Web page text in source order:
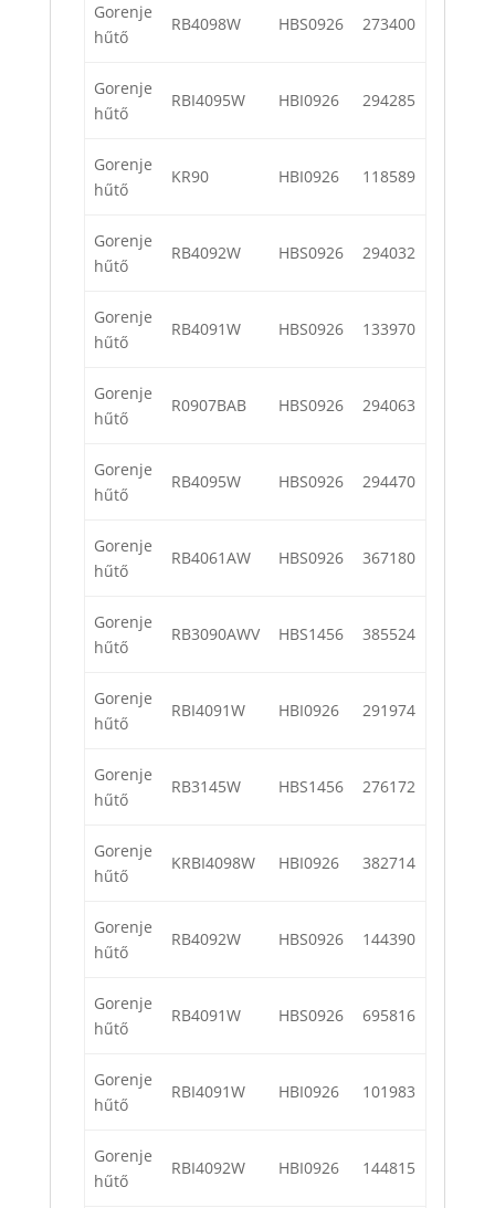
Gorenje
hűtő
RB4098W HBS0926 273400
Gorenje
hűtő
RBI4095W HBI0926 294285
Gorenje
hűtő
KR90 HBI0926 118589
Gorenje
hűtő
RB4092W HBS0926 294032
Gorenje
hűtő
RB4091W HBS0926 133970
Gorenje
hűtő
R0907BAB HBS0926 294063
Gorenje
hűtő
RB4095W HBS0926 294470
Gorenje
hűtő
RB4061AW HBS0926 367180
Gorenje
hűtő
RB3090AWV HBS1456 385524
Gorenje
hűtő
RBI4091W HBI0926 291974
Gorenje
hűtő
RB3145W HBS1456 276172
Gorenje
hűtő
KRBI4098W HBI0926 382714
Gorenje
hűtő
RB4092W HBS0926 144390
Gorenje
hűtő
RB4091W HBS0926 695816
Gorenje
hűtő
RBI4091W HBI0926 101983
Gorenje
hűtő
RBI4092W HBI0926 144815